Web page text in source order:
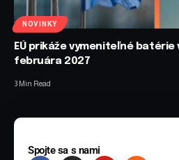
NOVINKY
EÚ prikáže vymeniteľné
februára 2027
3 Min Read
Spojte sa s nami